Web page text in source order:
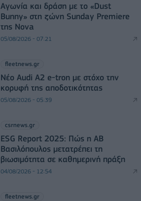
Αγωνία και δράση με το «Dust
Bunny» στη ζώνη Sunday Premiere
της Nova
05/08/2026 - 07:21
fleetnews.gr
Νέο Audi A2 e-tron με στόχο την
κορυφή της αποδοτικότητας
05/08/2026 - 05:39
csrnews.gr
ESG Report 2025: Πώς η ΑΒ
Βασιλόπουλος μετατρέπει τη
βιωσιμότητα σε καθημερινή πράξη
04/08/2026 - 12:54
fleetnews.gr